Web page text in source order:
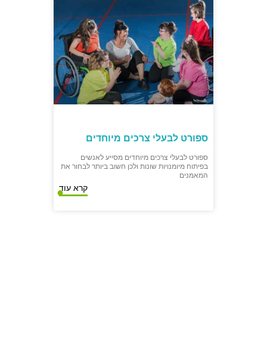
ספורט לבעלי צרכים מיוחדים
ספורט לבעלי צרכים מיוחדים מסייע לאנשים
בפיתוח מיומנויות שונות ולכן חשוב ביותר לבחור את
המאמנים
קרא עוד